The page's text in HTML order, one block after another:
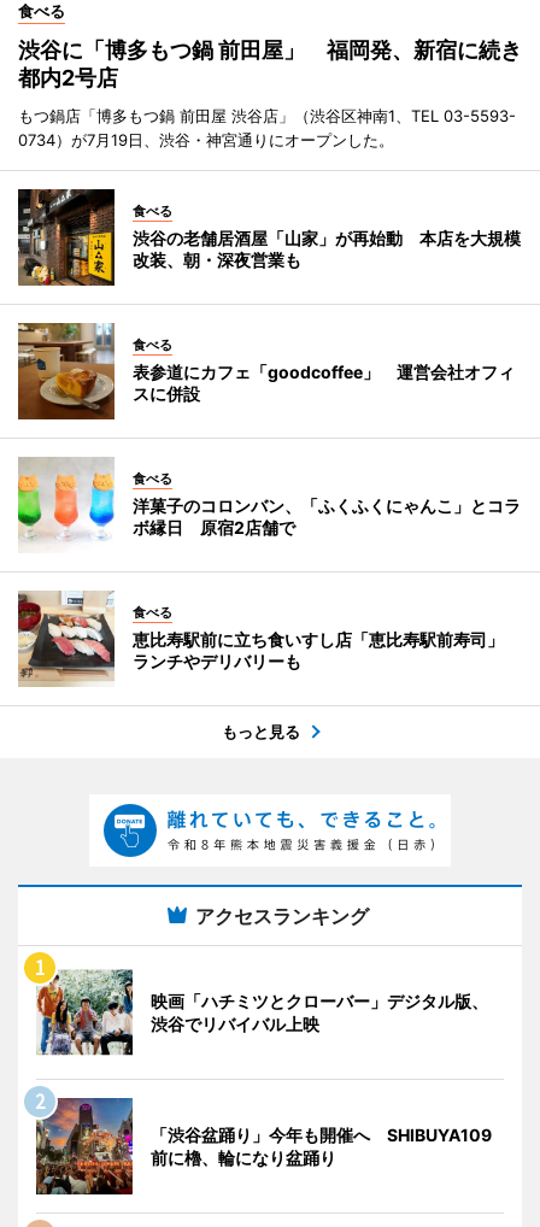
食べる
渋谷に「博多もつ鍋 前田屋」 福岡発、新宿に続き
都内2号店
もつ鍋店「博多もつ鍋 前田屋 渋谷店」（渋谷区神南1、TEL 03-5593-
0734）が7月19日、渋谷・神宮通りにオープンした。
食べる
渋谷の老舗居酒屋「山家」が再始動 本店を大規模
改装、朝・深夜営業も
食べる
表参道にカフェ「goodcoffee」 運営会社オフィ
スに併設
食べる
洋菓子のコロンバン、「ふくふくにゃんこ」とコラ
ボ縁日 原宿2店舗で
食べる
恵比寿駅前に立ち食いすし店「恵比寿駅前寿司」
ランチやデリバリーも
もっと見る
アクセスランキング
映画「ハチミツとクローバー」デジタル版、
渋谷でリバイバル上映
「渋谷盆踊り」今年も開催へ SHIBUYA109
前に櫓、輪になり盆踊り